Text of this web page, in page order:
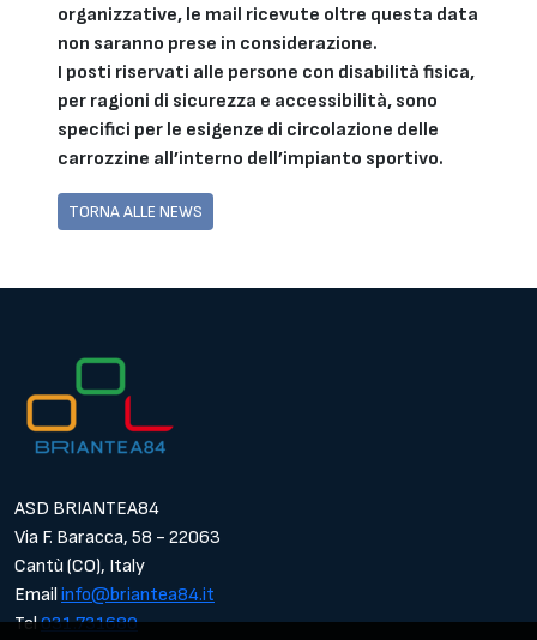
organizzative, le mail ricevute oltre questa data
non saranno prese in considerazione.
I posti riservati alle persone con disabilità fisica,
per ragioni di sicurezza e accessibilità, sono
specifici per le esigenze di circolazione delle
carrozzine all’interno dell’impianto sportivo.
TORNA ALLE NEWS
ASD BRIANTEA84
Via F. Baracca, 58 - 22063
Cantù (CO), Italy
Email info@briantea84.it
Tel031.731680